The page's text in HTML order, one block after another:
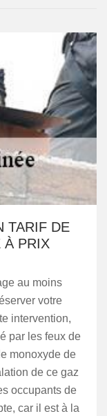
TARIF DE
À PRIX
au moins
votre
intervention,
par les feux de
monoxyde de
de ce gaz
occupants de
car il est à la